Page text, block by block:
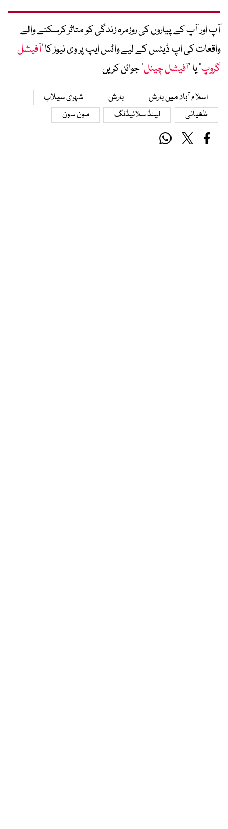
آپ اور آپ کے پیاروں کی روزمرہ زندگی کو متاثر کرسکنے والے
واقعات کی اپ ڈیٹس کے لیے واٹس ایپ پر وی نیوز کا ’آفیشل
گروپ‘ یا ’آفیشل چینل‘ جوائن کریں
اسلام آباد میں بارش بارش
شہری سیلاب
ظغیانی
لینڈ سلائیڈنگ مون سون